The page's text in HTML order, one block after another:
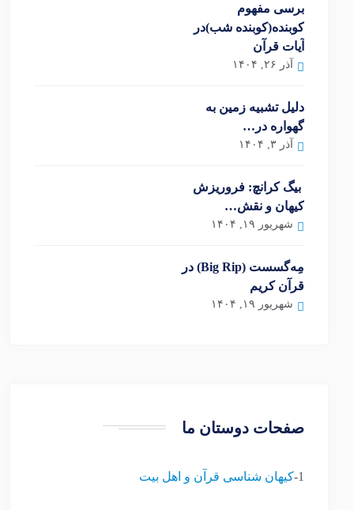
برسی مفهوم
کوبنده(کوبنده شب)در
آیات قرآن
آذر ۲۶, ۱۴۰۴
دلیل تشبیه زمین به
گهواره در…
آذر ۳, ۱۴۰۴
بیگ کرانچ: فروریزش
کیهان و نقش…
شهریور ۱۹, ۱۴۰۴
مِه‌گسست (Big Rip) در
قرآن کریم
شهریور ۱۹, ۱۴۰۴
صفحات دوستان ما
1- کیهان شناسی قرآن و اهل بیت